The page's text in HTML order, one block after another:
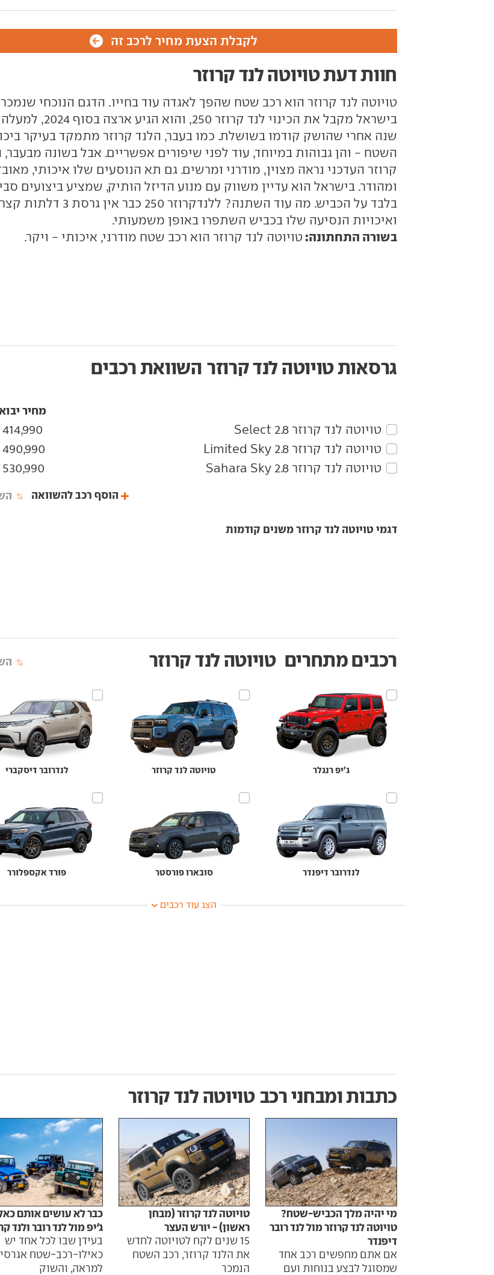
לקבלת הצעת מחיר לרכב זה
חוות דעת טויוטה לנד קרוזר
טויוטה לנד קרוזר הוא רכב שטח שהפך לאגדה עוד בחייו. הדגם הנוכחי שנמכר
שנה אחרי שהושק קודמו בשושלת. כמו בעבר, הלנד קרוזר מתמקד בעיקר
השטח - והן גבוהות במיוחד, עוד לפני שיפורים אפשריים. אבל בשונה מבעבר,
קרוזר העדכני נראה מצוין, מודרני ומרשים. גם תא הנוסעים שלו איכותי,
ומהודר. בישראל הוא עדיין משווק עם מנוע הדיזל הותיק, שמציע ביצועים
בלבד על הכביש. מה עוד השתנה? ללנדקרוזר 250 כבר אין גרסת
ואיכויות הנסיעה שלו בכביש השתפרו באופן משמעותי.
בשורה התחתונה: טויוטה לנד קרוזר הוא רכב שטח מודרני, איכותי - ויקר.
גרסאות טויוטה לנד קרוזר השוואת רכבים
מחיר
טויוטה‏ לנד קרוזר‏ 2.8 Select 414,990
טויוטה‏ לנד קרוזר‏ 2.8 Limited Sky 490,990
טויוטה‏ לנד קרוזר‏ 2.8 Sahara Sky 530,990
הוסף רכב להשוואה
דגמי טויוטה לנד קרוזר משנים קודמות
רכבים מתחרים טויוטה לנד קרוזר
ג'יפ רנגלר טויוטה לנד קרוזר לנדרובר דיסקברי
לנדרובר דיפנדר סובארו פורסטר פורד אקספלורר
הצג עוד רכבים
כתבות ומבחני רכב טויוטה לנד קרוזר
מי יהיה מלך הכביש-שטח?
טויוטה לנד קרוזר מול לנד רובר
דיפנדר
אם אתם מחפשים רכב אחד
שמסוגל לבצע בנוחות ועם
טויוטה לנד קרוזר (מבחן
ראשון) - יורש העצר
15 שנים לקח לטויוטה לחדש
את הלנד קרוזר, רכב השטח
הנמכר
כבר לא עושים אותם
ג'יפ מול לנד רובר ולנד
בעידן שבו לכל אחד יש
כאילו-רכב-שטח
למראה, והשוק